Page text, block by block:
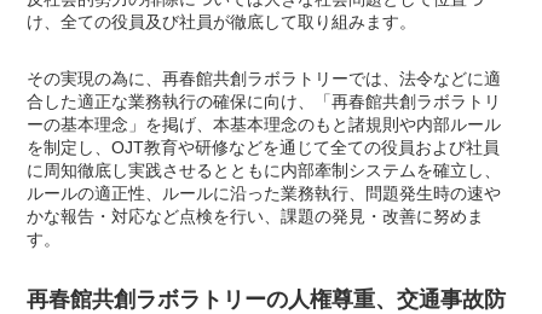
け、全ての役員及び社員が徹底して取り組みます。
その実現の為に、再春館共創ラボラトリーでは、法令などに適
合した適正な業務執行の確保に向け、「再春館共創ラボラトリ
ーの基本理念」を掲げ、本基本理念のもと諸規則や内部ルール
を制定し、OJT教育や研修などを通じて全ての役員および社員
に周知徹底し実践させるとともに内部牽制システムを確立し、
ルールの適正性、ルールに沿った業務執行、問題発生時の速や
かな報告・対応など点検を行い、課題の発見・改善に努めま
す。
再春館共創ラボラトリーの人権尊重、交通事故防